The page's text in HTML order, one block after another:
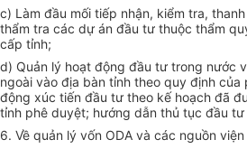
c) Làm đầu mối tiếp nhận, kiểm tra,
thẩm tra các dự án đầu tư thuộc thẩm
cấp tỉnh;
d) Quản lý hoạt động đầu tư trong nước
ngoài vào địa bàn tỉnh theo quy định
động xúc tiến đầu tư theo kế hoạch đã
tỉnh phê duyệt; hướng dẫn thủ tục đầu
6. Về quản lý vốn ODA và các nguồn